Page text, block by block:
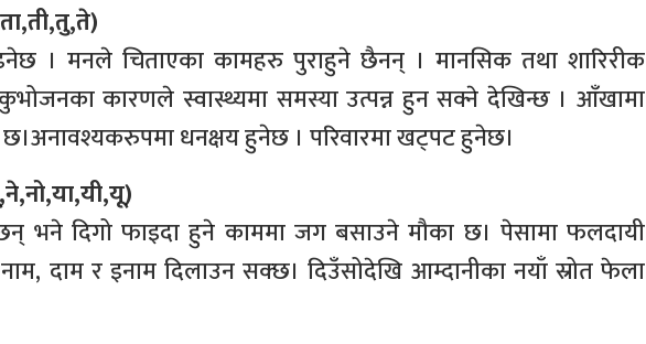
। मनले चिताएका कामहरु पुराहुने छैनन् । मानसिक तथा शारिरीक
कारणले स्वास्थ्यमा समस्या उत्पन्न हुन सक्ने देखिन्छ । आँखामा
धनक्षय हुनेछ । परिवारमा खट्पट हुनेछ।
भने दिगो फाइदा हुने काममा जग बसाउने मौका छ। पेसामा फलदायी
दाम र इनाम दिलाउन सक्छ। दिउँसोदेखि आम्दानीका नयाँ स्रोत फेला